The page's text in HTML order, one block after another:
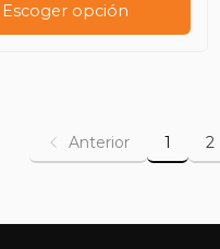
Escoger opción
Anterior 1 2